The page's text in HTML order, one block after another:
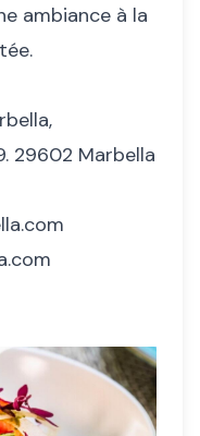
ambiance à la
29602 Marbella